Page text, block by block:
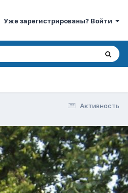
Уже зарегистрированы? Войти
Активность